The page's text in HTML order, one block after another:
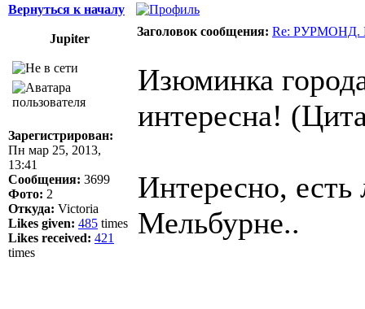
Вернуться к началу
Jupiter
Заголовок сообщения: Re: РУРМОНД.
Зарегистрирован:
Пн мар 25, 2013,
13:41
Сообщения: 3699
Фото: 2
Откуда: Victoria
Likes given: 485 times
Likes received: 421
times
Изюминка
интересна!
Интересно,
Мельбурне..